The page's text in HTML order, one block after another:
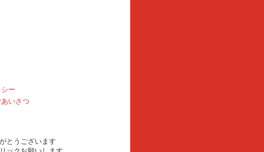
ー
いさつ
とうございます